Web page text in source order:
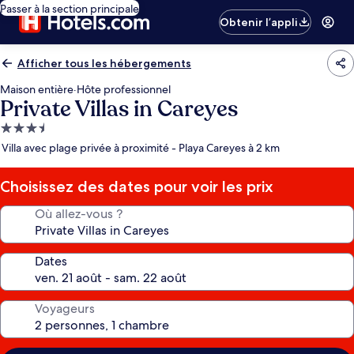
Passer à la section principale
Obtenir l’appli
Afficher tous les hébergements
Maison entière·Hôte professionnel
Private Villas in Careyes
Hébergement
3.5 étoiles
Villa avec plage privée à proximité - Playa Careyes à 2 km
Choisissez des dates pour voir les prix
Où allez-vous ?
Dates
Voyageurs